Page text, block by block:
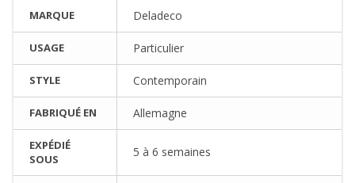
MARQUE Deladeco
USAGE Particulier
STYLE Contemporain
FABRIQUÉ EN Allemagne
EXPÉDIÉ
SOUS
5 à 6 semaines